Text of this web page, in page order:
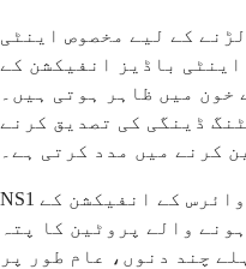
کے لیے مخصوص اینٹی
باڈیز انفیکشن کے
میں ظاہر ہوتی ہیں۔
ڈینگی کی تصدیق کرنے
کرنے میں مدد کرتی ہے۔
NS1 اینٹیجن ٹیسٹ ڈینگی وائرس کے انفیکشن کے
والے پروٹین کا پتہ
چند دنوں، عام طور پر